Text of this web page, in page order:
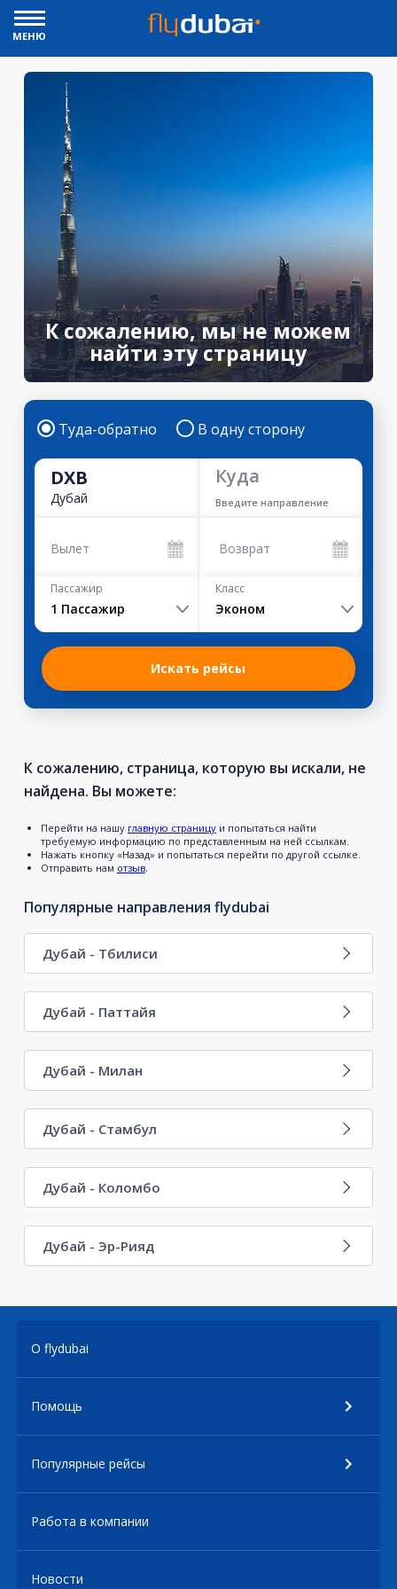
МЕНЮ
К сожалению, мы не можем
найти эту страницу
Туда-обратно В одну сторону
DXB
Дубай
Куда
Введите направление
Вылет Возврат
Пассажир
1 Пассажир
Класс
Эконом
Искать рейсы
К сожалению, страница, которую вы искали, не
найдена. Вы можете:
Перейти на нашу главную страницуи попытаться найти
требуемую информацию по представленным на ней ссылкам.
Нажать кнопку «Назад» и попытаться перейти по другой ссылке.
Отправить нам отзыв.
Популярные направления flydubai
Дубай - Тбилиси
Дубай - Паттайя
Дубай - Милан
Дубай - Стамбул
Дубай - Коломбо
Дубай - Эр-Рияд
О flydubai
Помощь
Популярные рейсы
Работа в компании
Новости